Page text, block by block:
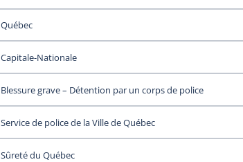
Québec
Capitale-Nationale
Blessure grave – Détention par un corps de police
Service de police de la Ville de Québec
Sûreté du Québec